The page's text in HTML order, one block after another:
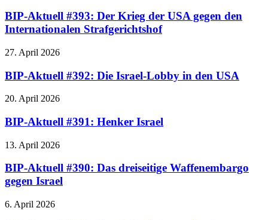
BIP-Aktuell #393: Der Krieg der USA gegen den
Internationalen Strafgerichtshof
27. April 2026
BIP-Aktuell #392: Die Israel-Lobby in den USA
20. April 2026
BIP-Aktuell #391: Henker Israel
13. April 2026
BIP-Aktuell #390: Das dreiseitige Waffenembargo
gegen Israel
6. April 2026